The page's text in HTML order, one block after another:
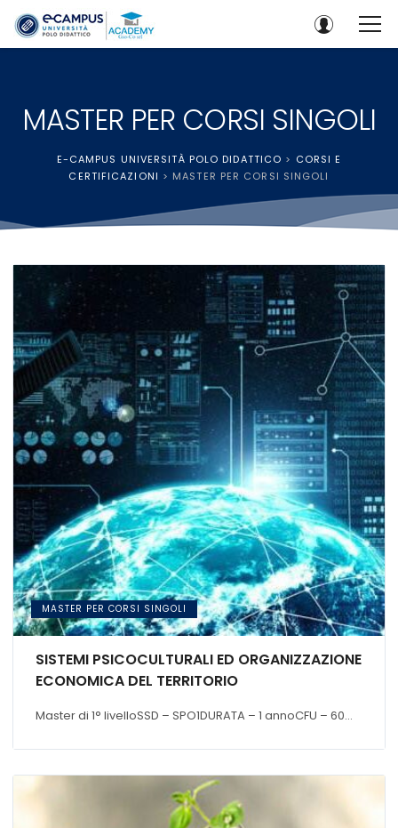
MASTER PER CORSI SINGOLI
E-CAMPUS UNIVERSITÀ POLO DIDATTICO > CORSI E
CERTIFICAZIONI > MASTER PER CORSI SINGOLI
MASTER PER CORSI SINGOLI
SISTEMI PSICOCULTURALI ED ORGANIZZAZIONE
ECONOMICA DEL TERRITORIO
Master di 1° livelloSSD – SPO1DURATA – 1 annoCFU – 60...